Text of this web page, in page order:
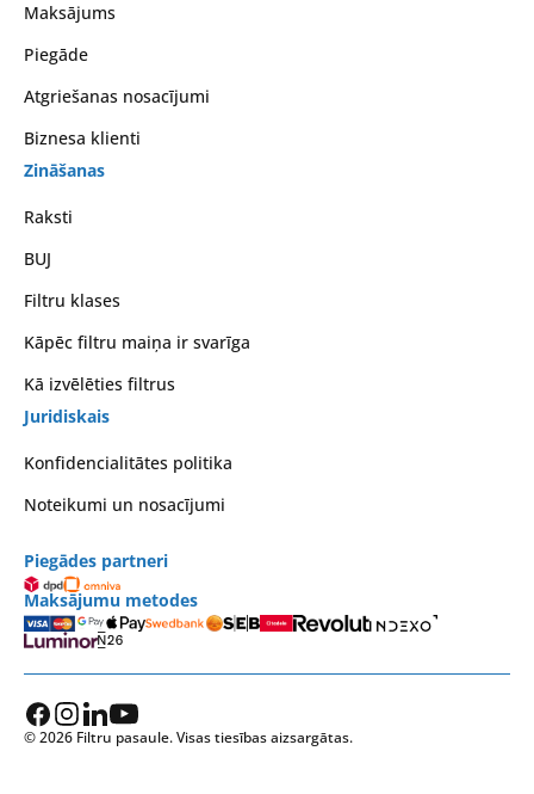
Maksājums
Piegāde
Atgriešanas nosacījumi
Biznesa klienti
Zināšanas
Raksti
BUJ
Filtru klases
Kāpēc filtru maiņa ir svarīga
Kā izvēlēties filtrus
Juridiskais
Konfidencialitātes politika
Noteikumi un nosacījumi
Piegādes partneri
Maksājumu metodes
© 2026 Filtru pasaule. Visas tiesības aizsargātas.